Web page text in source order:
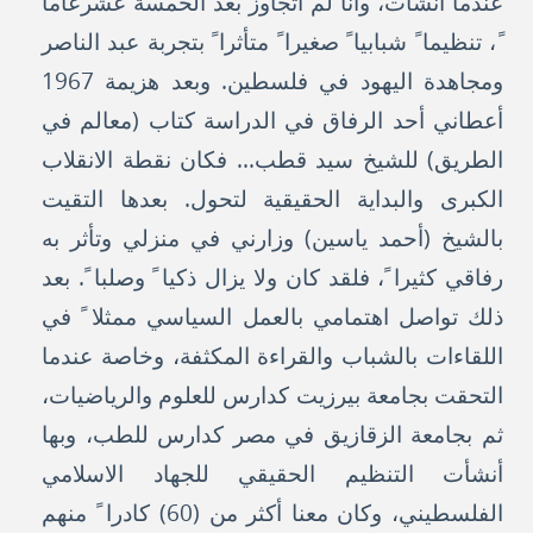
ً، تنظيما ً شبابيا ً صغيرا ً متأثرا ً بتجربة عبد الناصر
ومجاهدة اليهود في فلسطين. وبعد هزيمة 1967
أعطاني أحد الرفاق في الدراسة كتاب (معالم في
الطريق) للشيخ سيد قطب... فكان نقطة الانقلاب
الكبرى والبداية الحقيقية لتحول. بعدها التقيت
بالشيخ (أحمد ياسين) وزارني في منزلي وتأثر به
رفاقي كثيرا ً، فلقد كان ولا يزال ذكيا ً وصلبا ً. بعد
ذلك تواصل اهتمامي بالعمل السياسي ممثلا ً في
اللقاءات بالشباب والقراءة المكثفة، وخاصة عندما
التحقت بجامعة بيرزيت كدارس للعلوم والرياضيات،
ثم بجامعة الزقازيق في مصر كدارس للطب، وبها
أنشأت التنظيم الحقيقي للجهاد الاسلامي
الفلسطيني، وكان معنا أكثر من (60) كادرا ً منهم